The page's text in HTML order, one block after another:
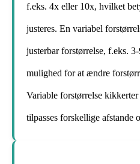
f.eks. 4x eller 10x, hvilket
justeres. En variabel
justerbar forstørrelse, f.eks.
mulighed for at ændre
Variable forstørrelse
tilpasses forskellige afstande